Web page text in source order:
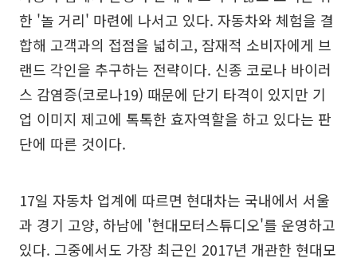
한 '놀 거리' 마련에 나서고 있다. 자동차와 체험을 결
합해 고객과의 접점을 넓히고, 잠재적 소비자에게 브
랜드 각인을 추구하는 전략이다. 신종 코로나 바이러
스 감염증(코로나19) 때문에 단기 타격이 있지만 기
업 이미지 제고에 톡톡한 효자역할을 하고 있다는 판
단에 따른 것이다.
17일 자동차 업계에 따르면 현대차는 국내에서 서울
과 경기 고양, 하남에 '현대모터스튜디오'를 운영하고
있다. 그중에서도 가장 최근인 2017년 개관한 현대모